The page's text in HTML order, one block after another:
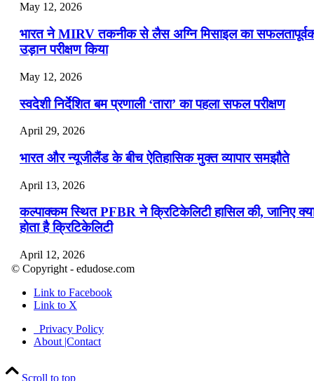
May 12, 2026
भारत ने MIRV तकनीक से लैस अग्नि मिसाइल का
उड़ान परीक्षण किया
May 12, 2026
स्वदेशी निर्देशित बम प्रणाली ‘तारा’ का पहला सफल परीक्षण
April 29, 2026
भारत और न्यूजीलैंड के बीच ऐतिहासिक मुक्त व्यापार समझौते
April 13, 2026
कल्पाक्कम स्थित PFBR ने क्रिटिकेलिटी हासिल की, जानिए
होता है क्रिटिकेलिटी
April 12, 2026
April 9, 2026
नासा का आर्टेमिस-2 मिशन: मनुष्य एक बार फिर से चंद्रमा के
पहुंचा
April 7, 2026
© Copyright - edudose.com
Link to Facebook
Link to X
Privacy Policy
About |Contact
Scroll to top